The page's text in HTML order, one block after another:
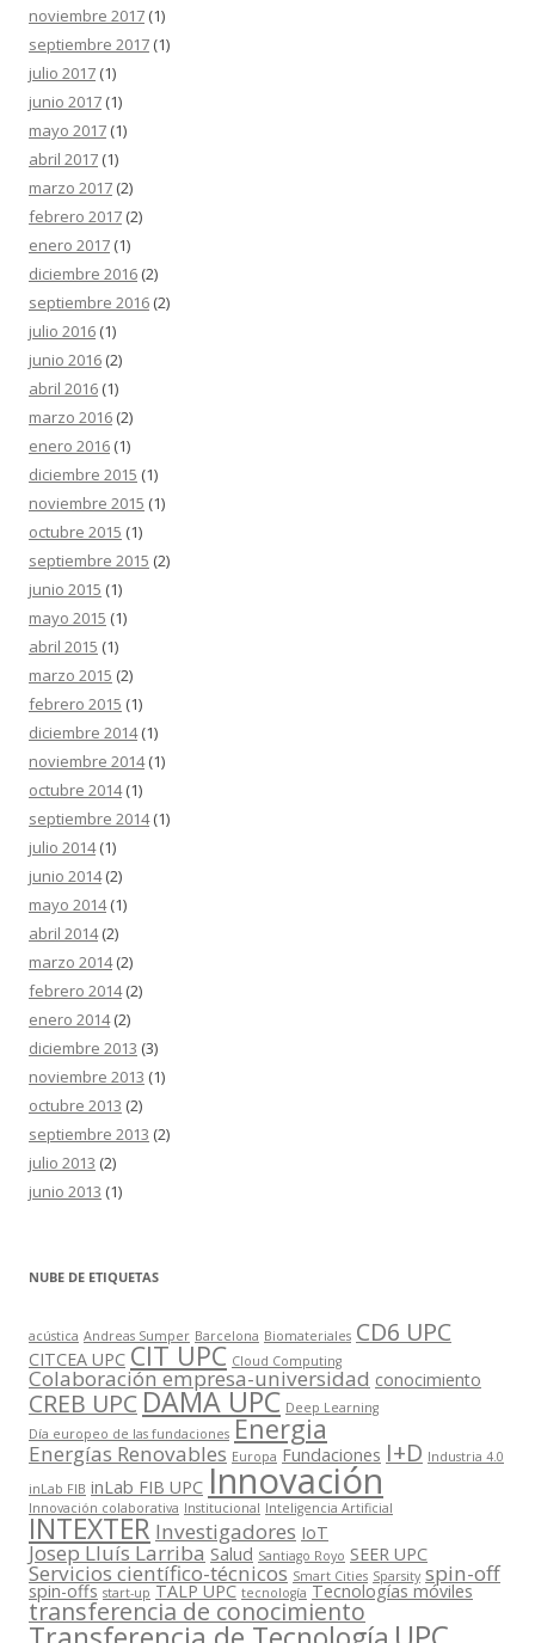
noviembre 2017 (1)
septiembre 2017 (1)
julio 2017 (1)
junio 2017 (1)
mayo 2017 (1)
abril 2017 (1)
marzo 2017 (2)
febrero 2017 (2)
enero 2017 (1)
diciembre 2016 (2)
septiembre 2016 (2)
julio 2016 (1)
junio 2016 (2)
abril 2016 (1)
marzo 2016 (2)
enero 2016 (1)
diciembre 2015 (1)
noviembre 2015 (1)
octubre 2015 (1)
septiembre 2015 (2)
junio 2015 (1)
mayo 2015 (1)
abril 2015 (1)
marzo 2015 (2)
febrero 2015 (1)
diciembre 2014(1)
noviembre 2014(1)
octubre 2014(1)
septiembre 2014(1)
julio 2014(1)
junio 2014(2)
mayo 2014(1)
abril 2014(2)
marzo 2014(2)
febrero 2014(2)
enero 2014(2)
diciembre 2013 (3)
noviembre 2013 (1)
octubre 2013 (2)
septiembre 2013 (2)
julio 2013 (2)
junio 2013 (1)
NUBE DE ETIQUETAS
acústica Andreas Sumper Barcelona Biomateriales CD6 UPC
CITCEA UPC CIT UPC Cloud Computing
Colaboración empresa-universidad conocimiento
CREB UPCDAMA UPC Deep Learning
Día europeo de las fundaciones Energia
Energías Renovables Europa Fundaciones I+D Industria 4.0
inLab FIB inLab FIB UPC Innovación
Innovación colaborativa Institucional Inteligencia Artificial
INTEXTER Investigadores IoT
Josep Lluís Larriba Salud Santiago Royo SEER UPC
Servicios científico-técnicos Smart Cities Sparsity spin-off
spin-offs start-up TALP UPC tecnología Tecnologías móviles
transferencia de conocimiento